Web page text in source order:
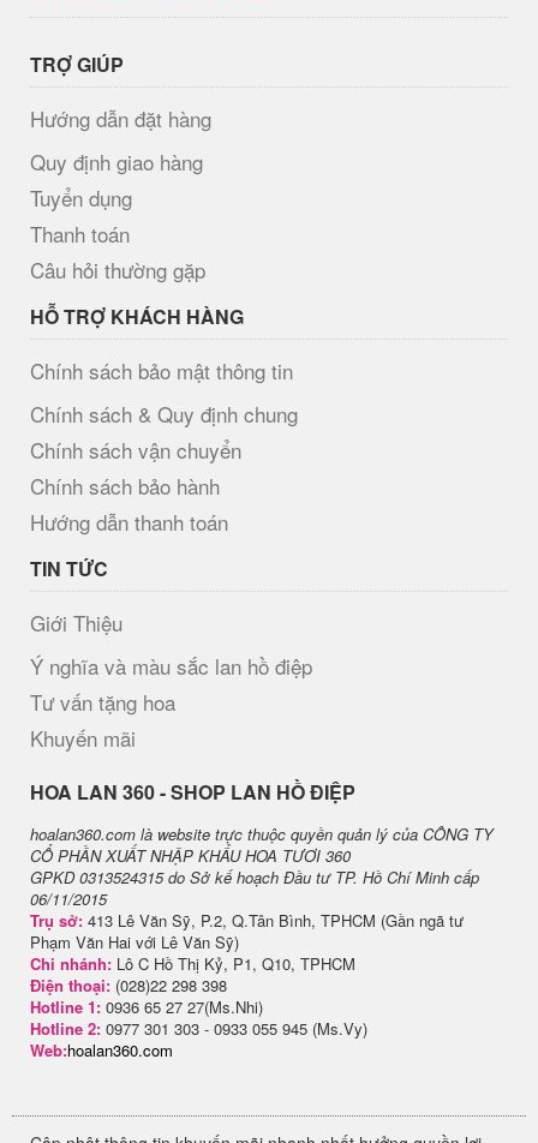
TRỢ GIÚP
Hướng dẫn đặt hàng
Quy định giao hàng
Tuyển dụng
Thanh toán
Câu hỏi thường gặp
HỖ TRỢ KHÁCH HÀNG
Chính sách bảo mật thông tin
Chính sách & Quy định chung
Chính sách vận chuyển
Chính sách bảo hành
Hướng dẫn thanh toán
TIN TỨC
Giới Thiệu
Ý nghĩa và màu sắc lan hồ điệp
Tư vấn tặng hoa
Khuyến mãi
H​OA LAN 360 - SHOP LAN HỒ ĐIỆP
hoalan360.com là website trực thuộc quyền quản lý của CÔNG TY
CỔ PHẦN XUẤT NHẬP KHẨU HOA TƯƠI 360
GPKD 0313524315 do Sở kế hoạch Đầu tư TP. Hồ Chí Minh cấp
06/11/2015
Trụ sở: 413 Lê Văn Sỹ, P.2, Q.Tân Bình, TPHCM (Gần ngã tư
Phạm Văn Hai với Lê Văn Sỹ)
Chi nhánh: Lô C Hồ Thị Kỷ, P1, Q10, TPHCM
Điện thoại: (028)22 298 398
Hotline 1: 0936 65 27 27(Ms.Nhi)
Hotline 2: 0977 301 303 - 0933 055 945 (Ms.Vy)
Web:hoalan360.com